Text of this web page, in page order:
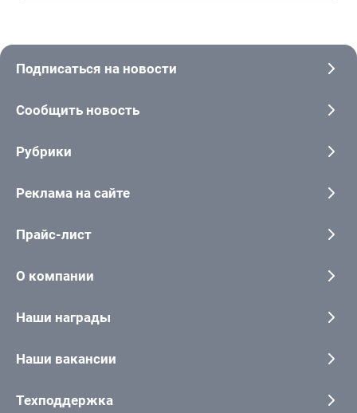
Подписаться на новости
Сообщить новость
Рубрики
Реклама на сайте
Прайс-лист
О компании
Наши награды
Наши вакансии
Техподдержка